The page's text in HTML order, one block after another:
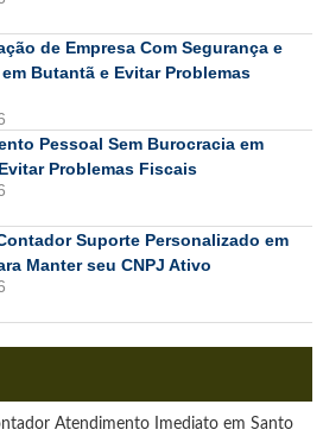
de Empresa Com Segurança e
Butantã e Evitar Problemas
Pessoal Sem Burocracia em
Problemas Fiscais
Suporte Personalizado em
Manter seu CNPJ Ativo
Atendimento Imediato em Santo